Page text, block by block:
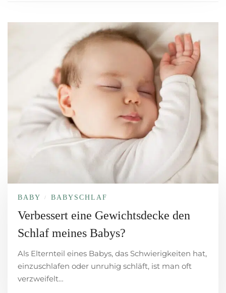
BABY / BABYSCHLAF
Verbessert eine Gewichtsdecke den
Schlaf meines Babys?
Als Elternteil eines Babys, das Schwierigkeiten hat,
einzuschlafen oder unruhig schläft, ist man oft
verzweifelt…